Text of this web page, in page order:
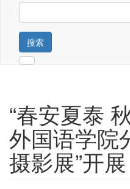
搜索
“春安夏泰
外国语学院
摄影展”开展